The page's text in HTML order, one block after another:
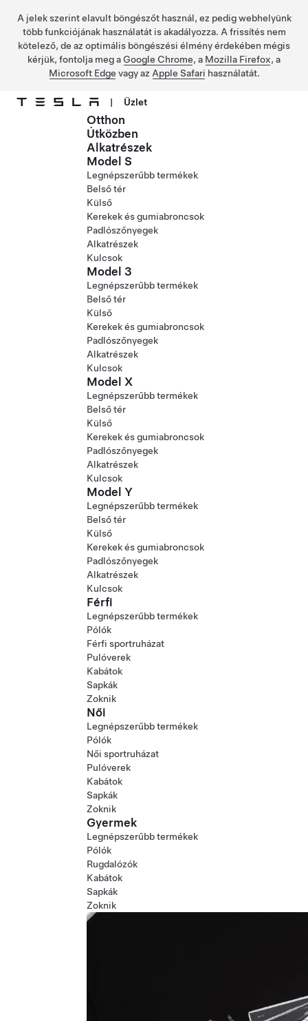
A jelek szerint elavult böngészőt használ, ez pedig webhelyünk
több funkciójának használatát is akadályozza. A frissítés nem
kötelező, de az optimális böngészési élmény érdekében mégis
kérjük, fontolja meg a Google Chrome, a Mozilla Firefox, a
Microsoft Edge vagy az Apple Safari használatát.
| Üzlet
Otthon
Útközben
Alkatrészek
Model S
Legnépszerűbb termékek
Belső tér
Külső
Kerekek és gumiabroncsok
Padlószőnyegek
Alkatrészek
Kulcsok
Model 3
Legnépszerűbb termékek
Belső tér
Külső
Kerekek és gumiabroncsok
Padlószőnyegek
Alkatrészek
Kulcsok
Model X
Legnépszerűbb termékek
Belső tér
Külső
Kerekek és gumiabroncsok
Padlószőnyegek
Alkatrészek
Kulcsok
Model Y
Legnépszerűbb termékek
Belső tér
Külső
Kerekek és gumiabroncsok
Padlószőnyegek
Alkatrészek
Kulcsok
Férfi
Legnépszerűbb termékek
Pólók
Férfi sportruházat
Pulóverek
Kabátok
Sapkák
Zoknik
Női
Legnépszerűbb termékek
Pólók
Női sportruházat
Pulóverek
Kabátok
Sapkák
Zoknik
Gyermek
Legnépszerűbb termékek
Pólók
Rugdalózók
Kabátok
Sapkák
Zoknik